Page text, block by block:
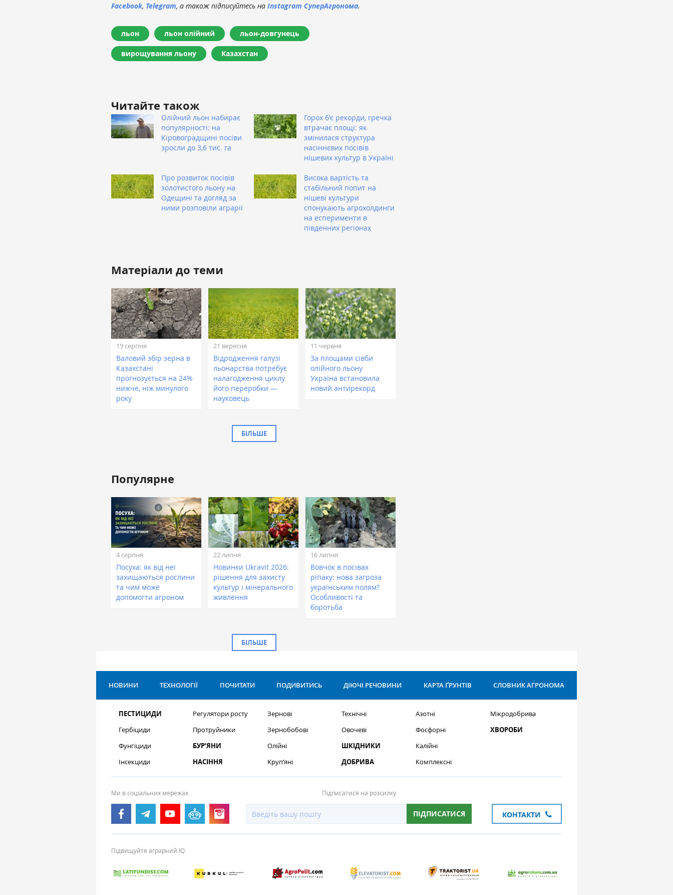
Facebook, Telegram, а також підписуйтесь на Instagram СуперАгронома.
льон льон олійний льон-довгунець
вирощування льону Казахстан
Читайте також
Олійний льон набирає
популярності: на
Кіровоградщині посіви
зросли до 3,6 тис. га
Горох б'є рекорди, гречка
втрачає площі: як
змінилася структура
насіннєвих посівів
нішевих культур в Україні
Про розвиток посівів
золотистого льону на
Одещині та догляд за
ними розповіли аграрії
Висока вартість та
стабільний попит на
нішеві культури
спонукають агрохолдинги
на есперименти в
південних регіонах
Матеріали до теми
19 серпня
Валовий збір зерна в
Казахстані
прогнозується на 24%
нижче, ніж минулого
року
21 вересня
Відродження галузі
льонарства потребує
налагодження циклу
його переробки —
науковець
11 червня
За площами сівби
олійного льону
Україна встановила
новий антирекорд
БІЛЬШЕ
Популярне
4 серпня
Посуха: як від неї
захищаються рослини
та чим може
допомогти агроном
22 липня
Новинки Ukravit 2026:
рішення для захисту
культур і мінерального
живлення
16 липня
Вовчок в посівах
ріпаку: нова загроза
українським полям?
Особливості та
боротьба
БІЛЬШЕ
НОВИНИ ТЕХНОЛОГІЇ ПОЧИТАТИ ПОДИВИТИСЬ ДІЮЧІ РЕЧОВИНИ КАРТА ҐРУНТІВ СЛОВНИК АГРОНОМА
ПЕСТИЦИДИ
Гербіциди
Фунгіциди
Інсекциди
Регулятори росту
Протруйники
БУР’ЯНИ
НАСІННЯ
Зернові
Зернобобові
Олійні
Круп’яні
Технічні
Овочеві
ШКІДНИКИ
ДОБРИВА
Азотні
Фосфорні
Калійні
Комплексні
Мікродобрива
ХВОРОБИ
Ми в соціальних мережах Підписатися на розсилку
ПІДПИСАТИСЯ КОНТАКТИ
Підвищуйте аграрний IQ